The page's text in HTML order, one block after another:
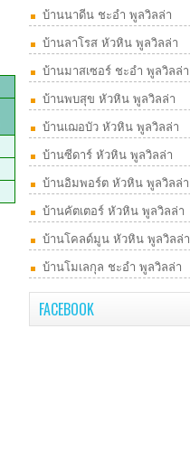
บ้านนาดีน ชะอำ พูลวิลล่า
บ้านลาโรส หัวหิน พูลวิลล่า
บ้านมาสเซอร์ ชะอำ พูลวิลล่า
บ้านพบสุข หัวหิน พูลวิลล่า
บ้านเฌอบัว หัวหิน พูลวิลล่า
บ้านซีดาร์ หัวหิน พูลวิลล่า
บ้านอิมพอร์ต หัวหิน พูลวิลล่า
บ้านคัตเตอร์ หัวหิน พูลวิลล่า
บ้านโคลด์มูน หัวหิน พูลวิลล่า
บ้านโมเลกุล ชะอำ พูลวิลล่า
FACEBOOK